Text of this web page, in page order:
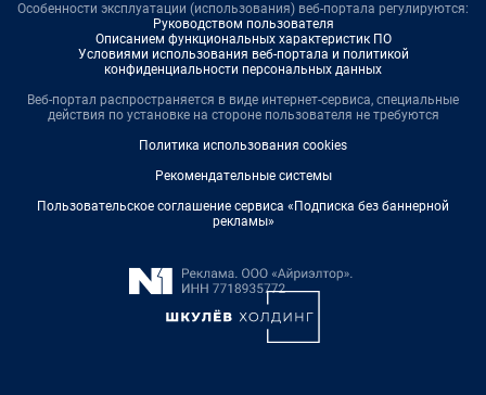
Особенности эксплуатации (использования) веб-портала регулируются:
Руководством пользователя
Описанием функциональных характеристик ПО
Условиями использования веб-портала и политикой
конфиденциальности персональных данных
Веб-портал распространяется в виде интернет-сервиса, специальные
действия по установке на стороне пользователя не требуются
Политика использования cookies
Рекомендательные системы
Пользовательское соглашение сервиса «Подписка без баннерной
рекламы»